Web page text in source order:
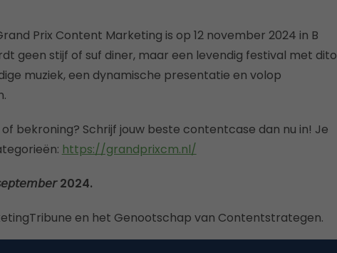
Prix Content Marketing is op 12 november 2024 in B
geen stijf of suf diner, maar een levendig festival met dito
muziek, een dynamische presentatie en volop
bekroning? Schrijf jouw beste contentcase dan nu in! Je
https://grandprixcm.nl/
2024.
en het Genootschap van Contentstrategen.